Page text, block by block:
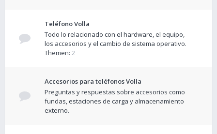
Teléfono Volla
Todo lo relacionado con el hardware, el equipo,
los accesorios y el cambio de sistema operativo.
Themen: 2
Accesorios para teléfonos Volla
Preguntas y respuestas sobre accesorios como
fundas, estaciones de carga y almacenamiento
externo.